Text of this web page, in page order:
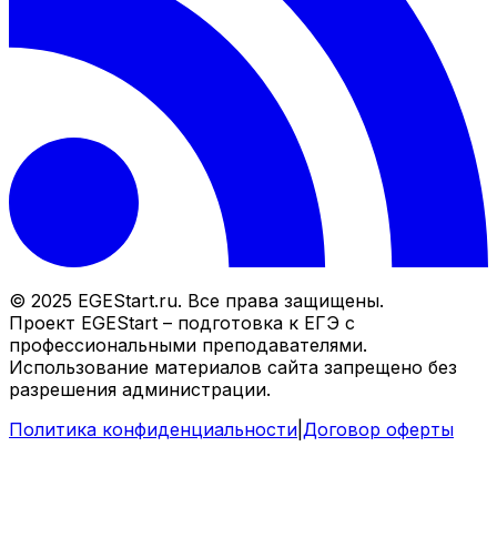
© 2025 EGEStart.ru. Все права защищены.
Проект EGEStart – подготовка к ЕГЭ с
профессиональными преподавателями.
Использование материалов сайта запрещено без
разрешения администрации.
Политика конфиденциальности Договор оферты